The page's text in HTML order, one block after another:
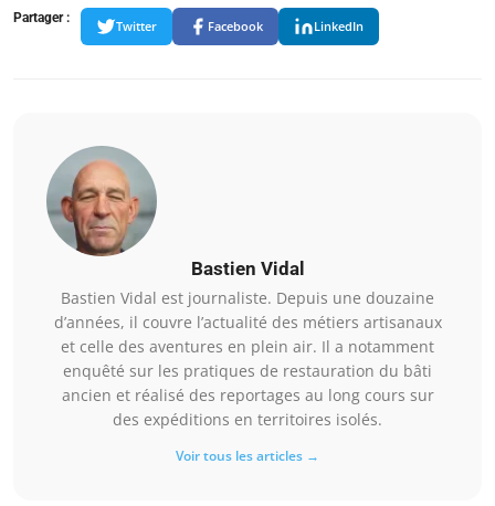
Partager :
Twitter Facebook LinkedIn
Bastien Vidal
Bastien Vidal est journaliste. Depuis une douzaine
d’années, il couvre l’actualité des métiers artisanaux
et celle des aventures en plein air. Il a notamment
enquêté sur les pratiques de restauration du bâti
ancien et réalisé des reportages au long cours sur
des expéditions en territoires isolés.
Voir tous les articles →